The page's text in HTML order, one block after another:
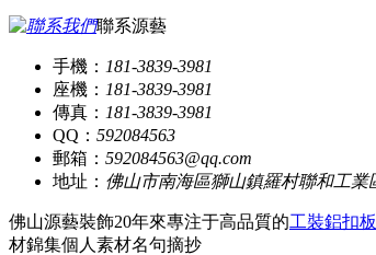
聯系源藝
手機： 181-3839-3981
座機： 181-3839-3981
傳真： 181-3839-3981
QQ： 592084563
郵箱： 592084563@qq.com
地址： 佛山市南海區獅山鎮羅村聯和工業
佛山源藝裝飾20年來專注于高品質的工裝鋁扣板
材錦集個人素材名句摘抄